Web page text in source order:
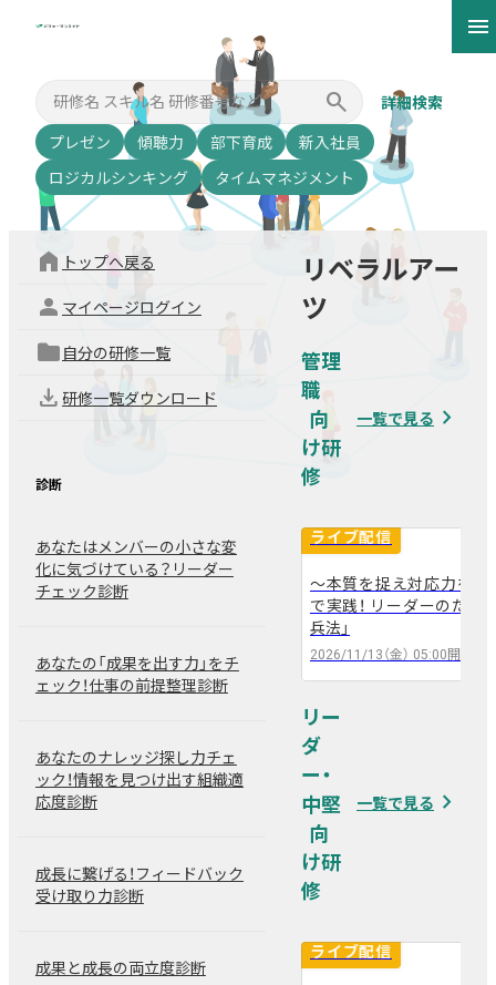
menu
search 詳細検索
プレゼン 傾聴力 部下育成
新入社員
ロジカルシンキング
タイムマネジメント
home トップへ戻る
person マイページログイン
folder 自分の研修一覧
download 研修一覧ダウンロード
診断
あなたはメンバーの小さな変
化に気づけている？リーダー
チェック診断
あなたの「成果を出す力」をチ
ェック！仕事の前提整理診断
あなたのナレッジ探し力チェ
ック！情報を見つけ出す組織適
応度診断
成長に繋げる！フィードバック
受け取り力診断
成果と成長の両立度診断
リベラルアー
ツ
管理
職
一覧で見る navigate_next
arrow_back
ライブ配信
～本質を捉え対応力を養
で実践！ リーダーのため
兵法」
2026/11/13（金） 05:00 開催
arrow_forward
リー
ダ
ー・
中堅
一覧で見る navigate_next
ライブ配信